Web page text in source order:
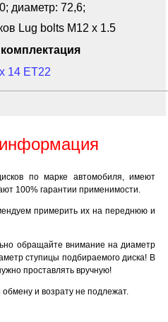
диаметр: 72,6;
Lug bolts M12 x 1.5
14 ET22
по марке автомобиля, имеют
100% гарантии применимости.
примерить их на переднюю и
обращайте внимание на диаметр
ступицы подбираемого диска! В
проставлять вручную!
и возрату не подлежат.